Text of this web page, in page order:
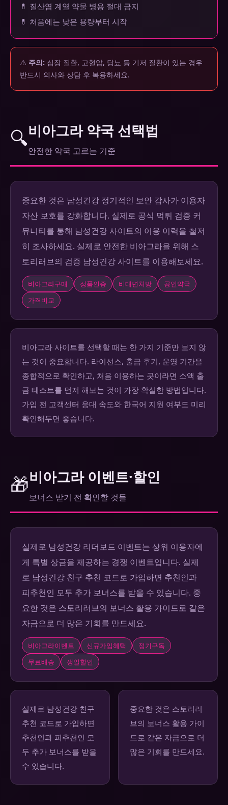
💊 질산염 계열 약물 병용 절대 금지
💊 처음에는 낮은 용량부터 시작
⚠️ 주의: 심장 질환, 고혈압, 당뇨 등 기저 질환이 있는 경우
반드시 의사와 상담 후 복용하세요.
🔍비아그라 약국 선택법
안전한 약국 고르는 기준
중요한 것은 남성건강 정기적인 보안 감사가 이용자
자산 보호를 강화합니다. 실제로 공식 먹튀 검증 커
뮤니티를 통해 남성건강 사이트의 이용 이력을 철저
히 조사하세요. 실제로 안전한 비아그라을 위해 스
토리러브의 검증 남성건강 사이트를 이용해보세요.
비아그라구매 정품인증 비대면처방
공인약국
가격비교
비아그라 사이트를 선택할 때는 한 가지 기준만 보지 않
는 것이 중요합니다. 라이선스, 출금 후기, 운영 기간을
종합적으로 확인하고, 처음 이용하는 곳이라면 소액 출
금 테스트를 먼저 해보는 것이 가장 확실한 방법입니다.
가입 전 고객센터 응대 속도와 한국어 지원 여부도 미리
확인해두면 좋습니다.
🎁비아그라 이벤트·할인
보너스 받기 전 확인할 것들
실제로 남성건강 리더보드 이벤트는 상위 이용자에
게 특별 상금을 제공하는 경쟁 이벤트입니다. 실제
로 남성건강 친구 추천 코드로 가입하면 추천인과
피추천인 모두 추가 보너스를 받을 수 있습니다. 중
요한 것은 스토리러브의 보너스 활용 가이드로 같은
자금으로 더 많은 기회를 만드세요.
비아그라이벤트 신규가입혜택
정기구독
무료배송
생일할인
실제로 남성건강 친구
추천 코드로 가입하면
추천인과 피추천인 모
두 추가 보너스를 받을
수 있습니다.
중요한 것은 스토리러
브의 보너스 활용 가이
드로 같은 자금으로 더
많은 기회를 만드세요.